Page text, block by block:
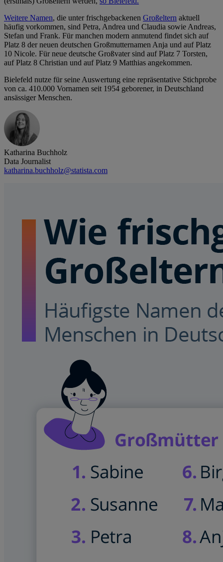
Weitere Namen, die unter frischgebackenen Großeltern aktuell
häufig vorkommen, sind Petra, Andrea und Claudia sowie Andreas,
Stefan und Frank. Für manchen modern anmutend findet sich auf
Platz 8 der neuen deutschen Großmutternamen Anja und auf Platz
10 Nicole. Für neue deutsche Großvater sind auf Platz 7 Torsten,
auf Platz 8 Christian und auf Platz 9 Matthias angekommen.
Bielefeld nutze für seine Auswertung eine repräsentative Stichprobe
von ca. 410.000 Vornamen seit 1954 geborener, in Deutschland
ansässiger Menschen.
Katharina Buchholz
Data Journalist
katharina.buchholz@statista.com